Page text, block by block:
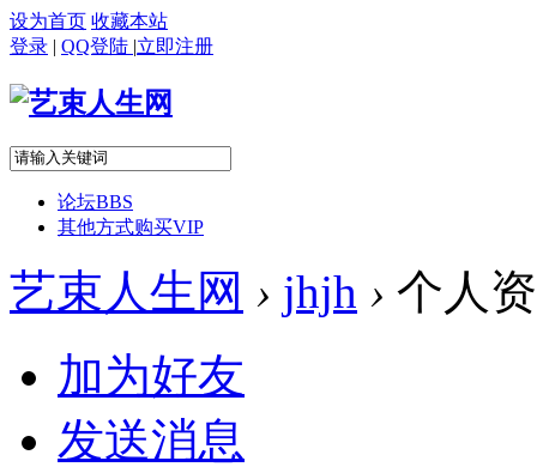
设为首页 收藏本站
登录 | QQ登陆 |立即注册
论坛BBS
其他方式购买VIP
艺束人生网 › jhjh › 个人
加为好友
发送消息